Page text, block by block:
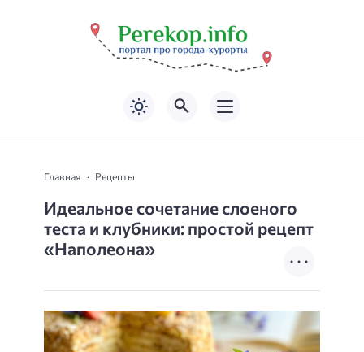
Главная Рецепты
Идеальное сочетание слоеного
теста и клубники: простой рецепт
«Наполеона»